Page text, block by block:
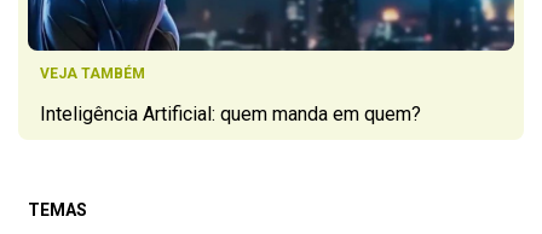
VEJA TAMBÉM
Inteligência Artificial: quem manda em quem?
TEMAS